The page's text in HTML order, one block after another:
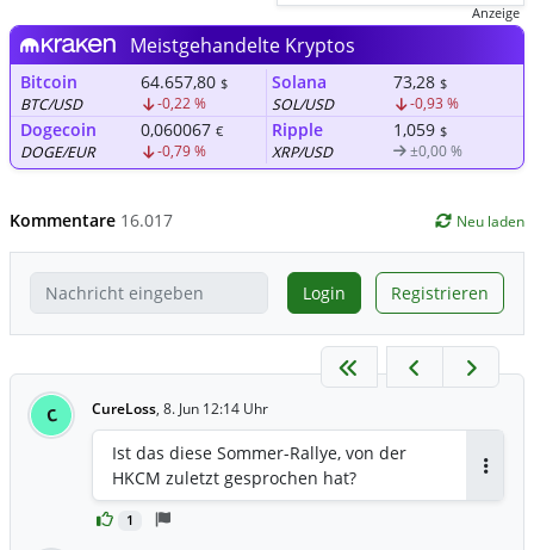
Anzeige
Meistgehandelte Kryptos
Bitcoin
BTC/USD
64.657,80 $
-0,22 %
Solana
SOL/USD
73,28 $
-0,93 %
Dogecoin
DOGE/EUR
0,060067 €
-0,79 %
Ripple
XRP/USD
1,059 $
±0,00 %
Kommentare 16.017 Neu laden
Login Registrieren
C CureLoss, 8. Jun 12:14 Uhr
1
Ist das diese Sommer-Rallye, von der
HKCM zuletzt gesprochen hat?